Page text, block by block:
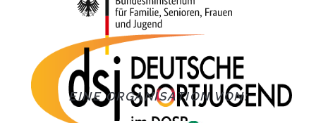
EINE ORGANISATION VON: